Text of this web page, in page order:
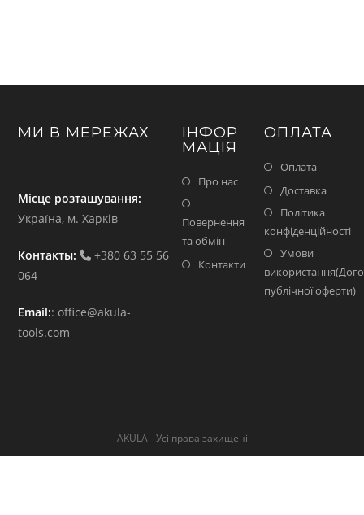
МИ В МЕРЕЖАХ
Місце розташування:
Україна, м. Харків
Контакты:
+380 63 55 56
064
Email::office@akula-
tools.com
ІНФОР
МАЦІЯ
Про нас
Повернення
та обмін
Контакти
ОПЛАТА
Оплата
Доставка
Політика
конфіденційності
Умови
публічної оферти)
AKULA - Усі права захищені